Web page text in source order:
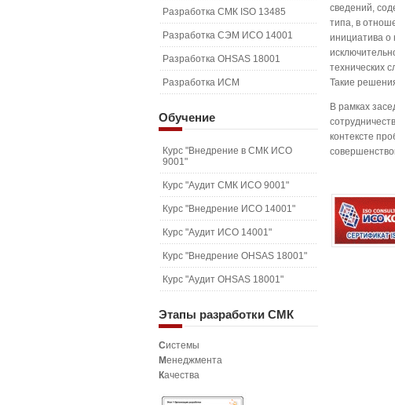
сведений,
типа, в
инициатива
технических
Такие
В рамках
контексте
Разработка СМК ISO 13485
Разработка СЭМ ИСО 14001
Разработка OHSAS 18001
Разработка ИСМ
Обучение
Курс "Внедрение в СМК ИСО
9001"
Курс "Аудит СМК ИСО 9001"
Курс "Внедрение ИСО 14001"
Курс "Аудит ИСО 14001"
Курс "Внедрение OHSAS 18001"
Курс "Аудит OHSAS 18001"
Этапы разработки СМК
Системы
Менеджмента
Качества